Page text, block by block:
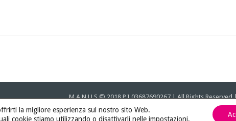
M.A.N.U.S © 2018 P.I 03687690267 | All Rights
la migliore esperienza sul nostro sito Web.
cookie stiamo utilizzando o disattivarli nelle impostazioni.